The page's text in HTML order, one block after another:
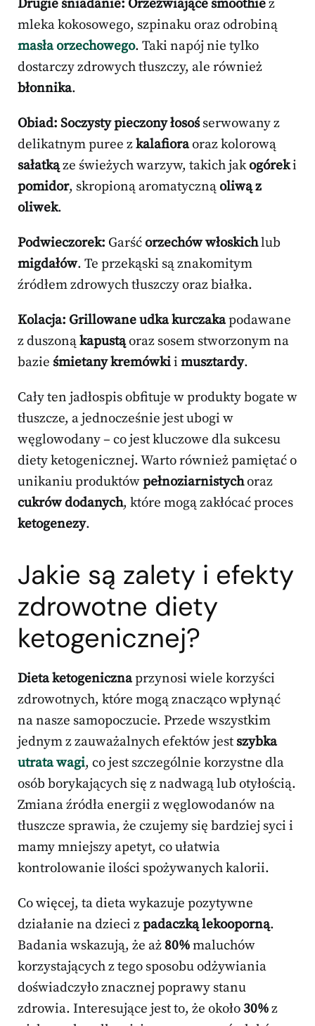
Drugie śniadanie: Orzeźwiające smoothiez
mleka kokosowego, szpinaku oraz odrobiną
masła orzechowego. Taki napój nie tylko
dostarczy zdrowych tłuszczy, ale również
błonnika.
Obiad: Soczysty pieczony łosośserwowany z
delikatnym puree zkalafioraoraz kolorową
sałatkąze świeżych warzyw, takich jakogóreki
pomidor, skropioną aromatycznąoliwą z
oliwek.
Podwieczorek: Garśćorzechów włoskichlub
migdałów. Te przekąski są znakomitym
źródłem zdrowych tłuszczy oraz białka.
Kolacja: Grillowane udka kurczakapodawane
z duszonąkapustąoraz sosem stworzonym na
bazie śmietany kremówkii musztardy.
Cały ten jadłospis obfituje w produkty bogate w
tłuszcze, a jednocześnie jest ubogi w
węglowodany – co jest kluczowe dla sukcesu
diety ketogenicznej. Warto również pamiętać o
unikaniu produktówpełnoziarnistychoraz
cukrów dodanych, które mogą zakłócać proces
ketogenezy.
Jakie są zalety i efekty
zdrowotne diety
ketogenicznej?
Dieta ketogenicznaprzynosi wiele korzyści
zdrowotnych, które mogą znacząco wpłynąć
na nasze samopoczucie. Przede wszystkim
jednym z zauważalnych efektów jest szybka
utrata wagi, co jest szczególnie korzystne dla
osób borykających się z nadwagą lub otyłością.
Zmiana źródła energii z węglowodanów na
tłuszcze sprawia, że czujemy się bardziej syci i
mamy mniejszy apetyt, co ułatwia
kontrolowanie ilości spożywanych kalorii.
Co więcej, ta dieta wykazuje pozytywne
działanie na dzieci zpadaczką lekooporną.
Badania wskazują, że aż80%maluchów
korzystających z tego sposobu odżywiania
doświadczyło znacznej poprawy stanu
zdrowia. Interesujące jest to, że około 30%z